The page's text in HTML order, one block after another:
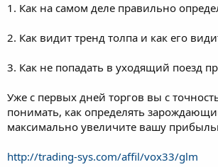
1. Как на самом деле правильно
2. Как видит тренд толпа и как его
3. Как не попадать в уходящий поезд
Уже с первых дней торгов вы с
понимать, как определять
максимально увеличите вашу
http://trading-sys.com/affil/vox33/glm